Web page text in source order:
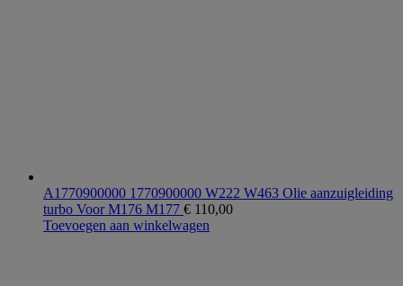
A1770900000 1770900000 W222 W463 Olie aanzuigleiding
turbo Voor M176 M177 € 110,00
Toevoegen aan winkelwagen